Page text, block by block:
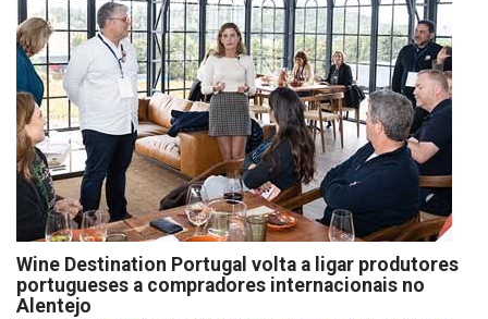
Wine Destination Portugal volta a ligar produtores
portugueses a compradores internacionais no
Alentejo